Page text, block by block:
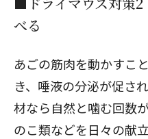
べる
あごの筋肉を動かすこ
き、唾液の分泌が促さ
材なら自然と噛む回数
のこ類などを日々の献